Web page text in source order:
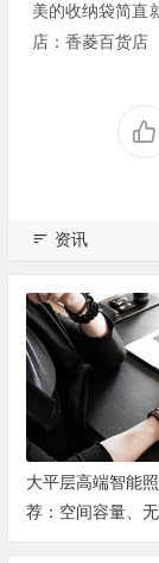
美的收纳袋简直
店：香菱百货店
资讯
大平层高端智能
荐：空间容量、无
全屋定制、长期